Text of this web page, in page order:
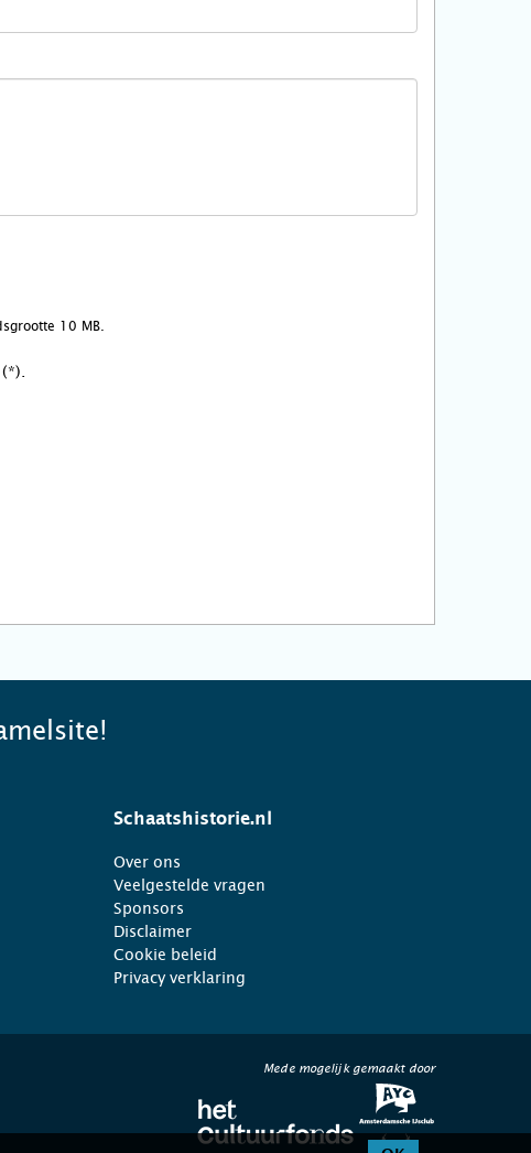
10 MB.
Schaatshistorie.nl
Over ons
Veelgestelde vragen
Sponsors
Disclaimer
Cookie beleid
Privacy verklaring
Mede mogelijk gemaakt door